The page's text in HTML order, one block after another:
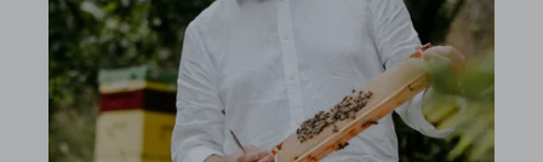
pomaga?
Czy propolis dla dziecka jest bezpieczny, kiedy warto
go stosować i jakie daje realne korzyści?
CZYTAJ WIĘCEJ